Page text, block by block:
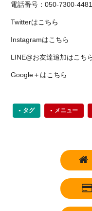
電話番号：050-7300-4481
Twitterはこちら
Instagramはこちら
LINE@お友達追加はこち
Google＋はこちら
タグ メニュー